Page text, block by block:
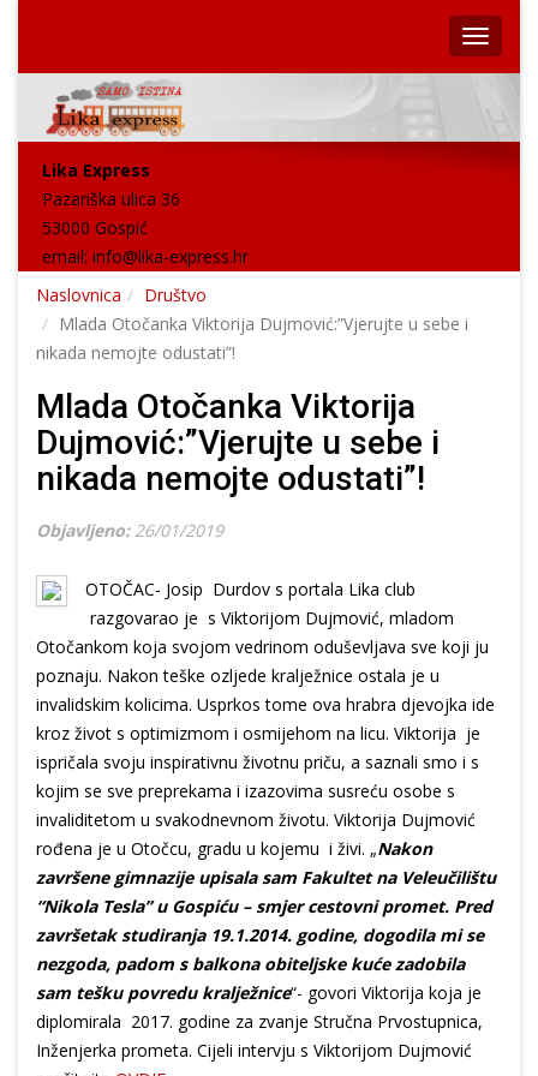
Lika Express
Pazariška ulica 36
53000 Gospić
email: info@lika-express.hr
Naslovnica
Društvo
Mlada Otočanka Viktorija Dujmović:”Vjerujte u sebe i
nikada nemojte odustati”!
Mlada Otočanka Viktorija
Dujmović:”Vjerujte u sebe i
nikada nemojte odustati”!
Objavljeno: 26/01/2019
OTOČAC- Josip Durdov s portala Lika club
razgovarao je s Viktorijom Dujmović, mladom
Otočankom koja svojom vedrinom oduševljava sve koji ju
poznaju. Nakon teške ozljede kralježnice ostala je u
invalidskim kolicima. Usprkos tome ova hrabra djevojka ide
kroz život s optimizmom i osmijehom na licu. Viktorija je
ispričala svoju inspirativnu životnu priču, a saznali smo i s
kojim se sve preprekama i izazovima susreću osobe s
invaliditetom u svakodnevnom životu. Viktorija Dujmović
rođena je u Otočcu, gradu u kojemu i živi. „Nakon
završene gimnazije upisala sam Fakultet na Veleučilištu
“Nikola Tesla” u Gospiću – smjer cestovni promet. Pred
završetak studiranja 19.1.2014. godine, dogodila mi se
nezgoda, padom s balkona obiteljske kuće zadobila
sam tešku povredu kralježnice“- govori Viktorija koja je
diplomirala 2017. godine za zvanje Stručna Prvostupnica,
Inženjerka prometa. Cijeli intervju s Viktorijom Dujmović